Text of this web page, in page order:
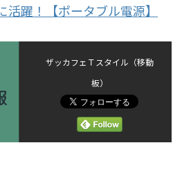
躍！【ポータブル電源】
ザッカフェＴスタイル（移動
板）